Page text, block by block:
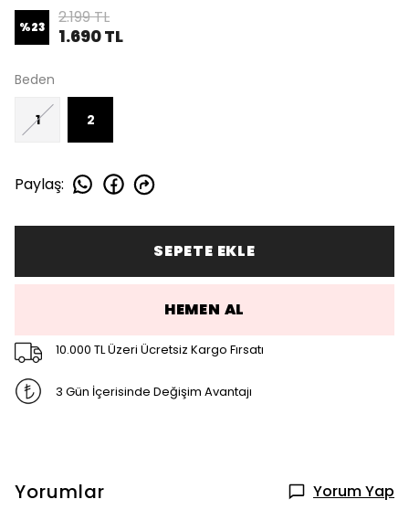
%23 2.199 TL
1.690 TL
Beden
1 2
Paylaş:
SEPETE EKLE
HEMEN AL
10.000 TL Üzeri Ücretsiz Kargo Fırsatı
3 Gün İçerisinde Değişim Avantajı
Yorumlar Yorum Yap